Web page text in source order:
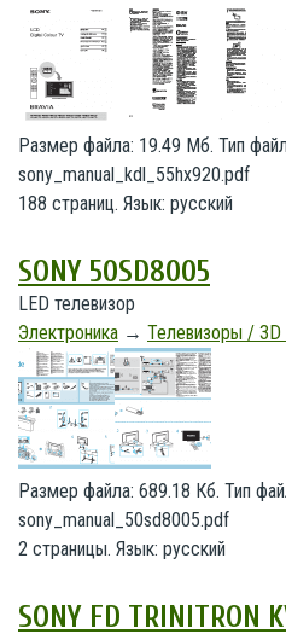
Размер файла: 19.49 Мб. Тип
sony_manual_kdl_55hx920.pdf
188 страниц. Язык: русский
SONY 50SD8005
LED телевизор
Электроника → Телевизоры /
Размер файла: 689.18 Кб. Тип
sony_manual_50sd8005.pdf
2 страницы. Язык: русский
SONY FD TRINITRON